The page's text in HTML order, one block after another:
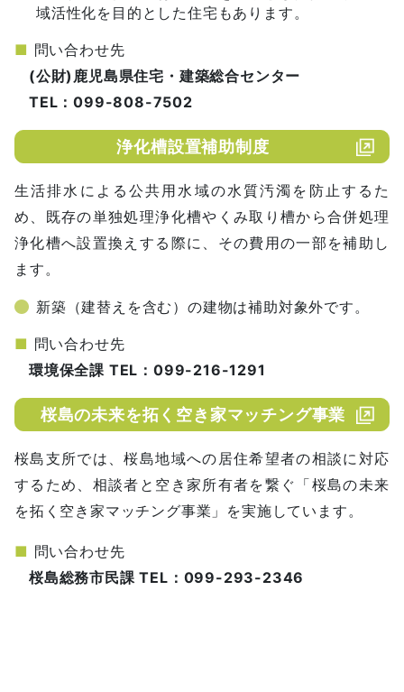
域活性化を目的とした住宅もあります。
■ 問い合わせ先
(公財)鹿児島県住宅・建築総合センター
TEL：099-808-7502
浄化槽設置補助制度
生活排水による公共用水域の水質汚濁を防止するた
め、既存の単独処理浄化槽やくみ取り槽から合併処理
浄化槽へ設置換えする際に、その費用の一部を補助し
ます。
新築（建替えを含む）の建物は補助対象外です。
■ 問い合わせ先
環境保全課 TEL：099-216-1291
桜島の未来を拓く空き家マッチング事業
桜島支所では、桜島地域への居住希望者の相談に対応
するため、相談者と空き家所有者を繋ぐ「桜島の未来
を拓く空き家マッチング事業」を実施しています。
■ 問い合わせ先
桜島総務市民課 TEL：099-293-2346